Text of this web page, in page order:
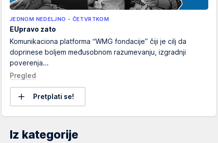
JEDNOM NEDELJNO - ČETVRTKOM
EUpravo zato
Komunikaciona platforma “WMG fondacije” čiji je cilj da
doprinese boljem međusobnom razumevanju, izgradnji
poverenja...
Pregled
Pretplati se!
Iz kategorije